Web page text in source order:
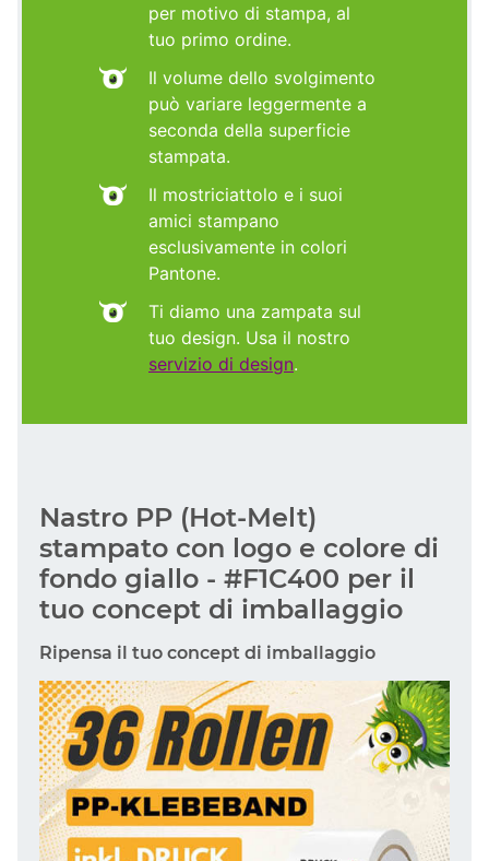
per motivo di stampa, al
tuo primo ordine.
Il volume dello svolgimento
può variare leggermente a
seconda della superficie
stampata.
Il mostriciattolo e i suoi
amici stampano
esclusivamente in colori
Pantone.
Ti diamo una zampata sul
tuo design. Usa il nostro
servizio di design.
Nastro PP (Hot-Melt)
stampato con logo e colore di
fondo giallo - #F1C400 per il
tuo concept di imballaggio
Ripensa il tuo concept di imballaggio